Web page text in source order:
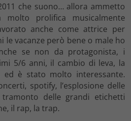
che suono… allora ammetto
prolifica musicalmente
anche come attrice per
le vacanze però bene o male ho
se non da protagonista, i
5/6 anni, il cambio di leva, la
ed è stato molto interessante.
spotify, l’esplosione delle
delle grandi etichetti
il rap, la trap.